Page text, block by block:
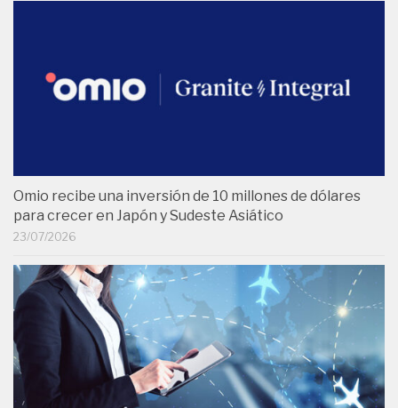
Omio recibe una inversión de 10 millones de dólares
para crecer en Japón y Sudeste Asiático
23/07/2026